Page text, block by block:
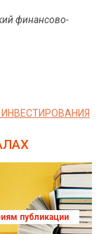
финансово-
публикации